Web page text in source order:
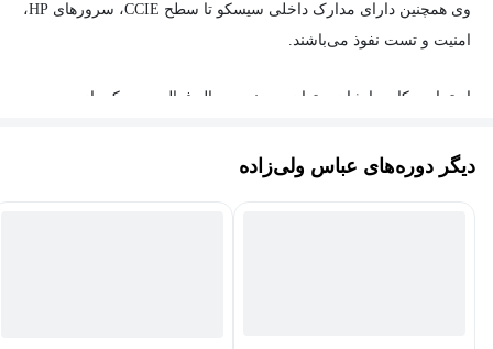
وی همچنین دارای مدارک‌ داخلی سیسکو تا سطح CCIE، سرورهای HP،
امنیت و تست نفوذ می‌باشند.
از تجارب کاری ایشان میتوان به چندین سال فعالیت در یکی از
های خصوصی، همکاری با شرکت الوحدانیه امارات، مشاوره امنیت و
دیگر دوره‌های عباس ولی‌زاده